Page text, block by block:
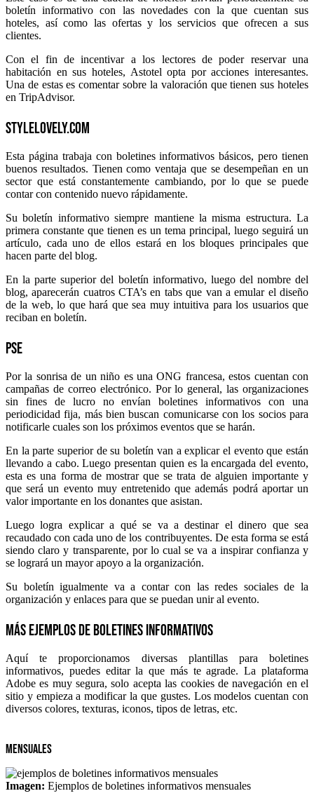
boletín informativo con las novedades con la que cuentan sus
hoteles, así como las ofertas y los servicios que ofrecen a sus
clientes.
Con el fin de incentivar a los lectores de poder reservar una
habitación en sus hoteles, Astotel opta por acciones interesantes.
Una de estas es comentar sobre la valoración que tienen sus hoteles
en TripAdvisor.
StyleLovely.com
Esta página trabaja con boletines informativos básicos, pero tienen
buenos resultados. Tienen como ventaja que se desempeñan en un
sector que está constantemente cambiando, por lo que se puede
contar con contenido nuevo rápidamente.
Su boletín informativo siempre mantiene la misma estructura. La
primera constante que tienen es un tema principal, luego seguirá un
artículo, cada uno de ellos estará en los bloques principales que
hacen parte del blog.
En la parte superior del boletín informativo, luego del nombre del
blog, aparecerán cuatros CTA’s en tabs que van a emular el diseño
de la web, lo que hará que sea muy intuitiva para los usuarios que
reciban en boletín.
PSE
Por la sonrisa de un niño es una ONG francesa, estos cuentan con
campañas de correo electrónico. Por lo general, las organizaciones
sin fines de lucro no envían boletines informativos con una
periodicidad fija, más bien buscan comunicarse con los socios para
notificarle cuales son los próximos eventos que se harán.
En la parte superior de su boletín van a explicar el evento que están
llevando a cabo. Luego presentan quien es la encargada del evento,
esta es una forma de mostrar que se trata de alguien importante y
que será un evento muy entretenido que además podrá aportar un
valor importante en los donantes que asistan.
Luego logra explicar a qué se va a destinar el dinero que sea
recaudado con cada uno de los contribuyentes. De esta forma se está
siendo claro y transparente, por lo cual se va a inspirar confianza y
se logrará un mayor apoyo a la organización.
Su boletín igualmente va a contar con las redes sociales de la
organización y enlaces para que se puedan unir al evento.
Más ejemplos de boletines informativos
Aquí te proporcionamos diversas plantillas para boletines
informativos, puedes editar la que más te agrade. La plataforma
Adobe es muy segura, solo acepta las cookies de navegación en el
sitio y empieza a modificar la que gustes. Los modelos cuentan con
diversos colores, texturas, iconos, tipos de letras, etc.
Mensuales
Imagen: Ejemplos de boletines informativos mensuales